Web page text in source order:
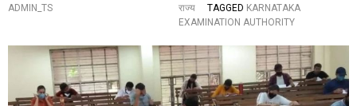
ADMIN_TS
राज्य
TAGGED KARNATAKA
EXAMINATION AUTHORITY